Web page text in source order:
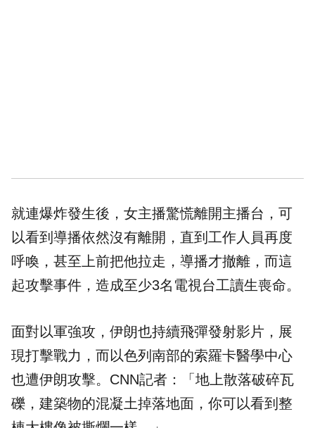
就連爆炸發生後，女主播驚慌離開主播台，可
以看到導播依然沒有離開，直到工作人員再度
呼喚，甚至上前把他拉走，導播才撤離，而這
起攻擊事件，造成至少3名電視台工讀生喪命。
面對以軍強攻，伊朗也持續飛彈發射影片，展
現打擊戰力，而以色列南部的索羅卡醫學中心
也遭伊朗攻擊。CNN記者：「地上散落破碎瓦
礫，建築物的混凝土掉落地面，你可以看到整